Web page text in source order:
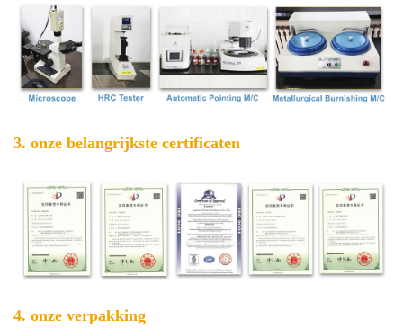
3. onze belangrijkste certificaten
4. onze verpakking